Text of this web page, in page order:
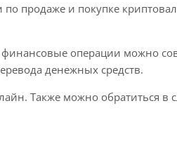
продаже и покупке
операции можно
денежных средств.
Также можно обратиться в